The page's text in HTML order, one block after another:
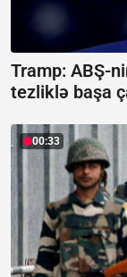
Tramp: ABŞ-
tezliklə başa
00:33